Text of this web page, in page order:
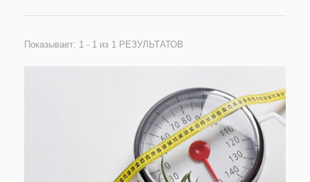
Показывает: 1 - 1 из 1 РЕЗУЛЬТАТОВ